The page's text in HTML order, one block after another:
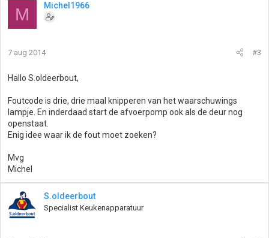
M Michel1966
7 aug 2014 #3
Hallo S.oldeerbout,
Foutcode is drie, drie maal knipperen van het waarschuwings
lampje. En inderdaad start de afvoerpomp ook als de deur nog
openstaat.
Enig idee waar ik de fout moet zoeken?
Mvg
Michel
S.oldeerbout
Specialist Keukenapparatuur